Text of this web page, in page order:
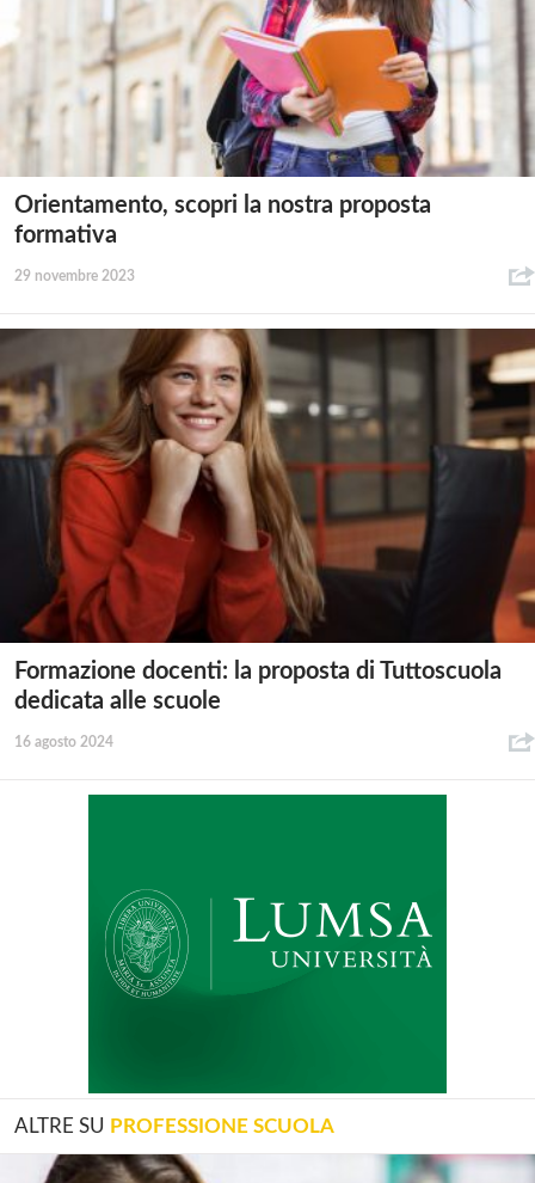
Orientamento, scopri la nostra proposta
formativa
29 novembre 2023
Formazione docenti: la proposta di Tuttoscuola
dedicata alle scuole
16 agosto 2024
ALTRE SU PROFESSIONE SCUOLA